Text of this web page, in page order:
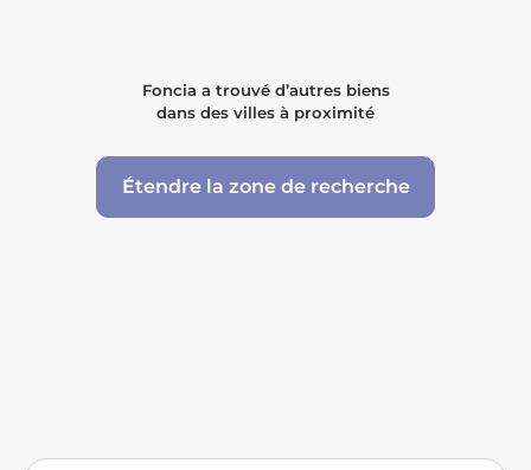
Foncia a trouvé d’autres biens
dans des villes à proximité
Étendre la zone de recherche